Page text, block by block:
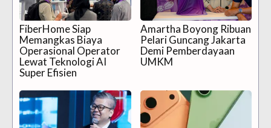
FiberHome Siap
Memangkas Biaya
Operasional Operator
Lewat Teknologi AI
Super Efisien
Amartha Boyong Ribuan
Pelari Guncang Jakarta
Demi Pemberdayaan
UMKM